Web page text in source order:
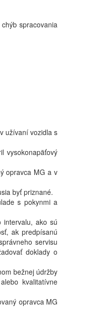
spracovania
užívaní vozidla s
vysokonapäťový
opravca MG a v
byť priznané.
s pokynmi a
intervalu, ako sú
ak predpísanú
servisu
doklady o
bežnej údržby
kvalitatívne
opravca MG